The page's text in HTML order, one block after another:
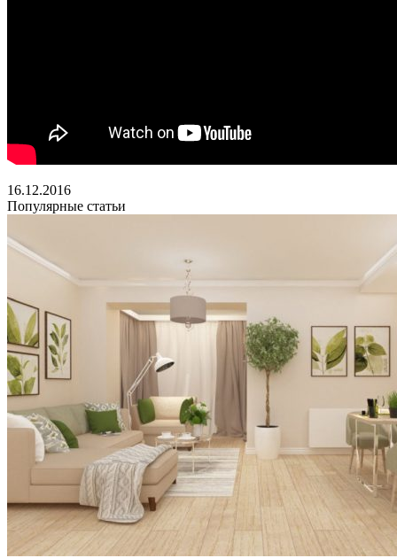
16.12.2016
Популярные статьи